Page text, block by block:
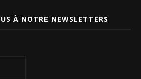
À NOTRE NEWSLETTERS